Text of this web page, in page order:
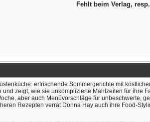
Fehlt beim Verlag,
erfrischende Sommergerichte mit
zeigt, wie sie unkomplizierte Mahlzeiten für ihre
aber auch Menüvorschläge für unbeschwerte,
Rezepten verrät Donna Hay auch ihre Food-